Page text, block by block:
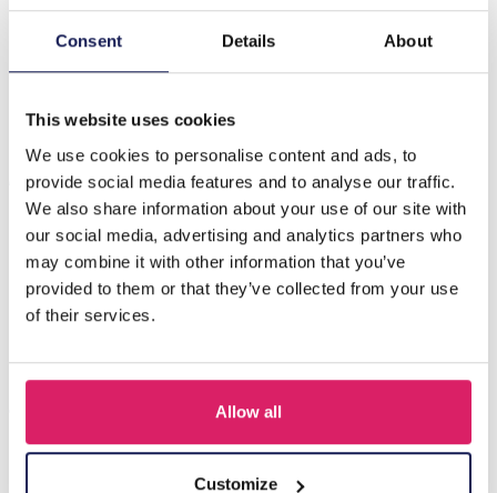
Consent Details About
This website uses cookies
We use cookies to personalise content and ads, to
provide social media features and to analyse our traffic.
We also share information about your use of our site with
our social media, advertising and analytics partners who
may combine it with other information that you’ve
provided to them or that they’ve collected from your use
of their services.
Allow all
Customize
Beschreibung
Andere kauften auch
I-A3.2 E015-003G S. Steel Earrings 12mm